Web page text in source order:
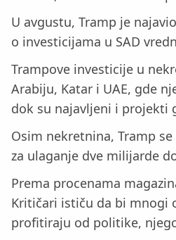
U avgustu, Tramp je
o investicijama u SAD
Trampove investicije u
Arabiju, Katar i UAE, gde
dok su najavljeni i projekti
Osim nekretnina, Tramp
za ulaganje dve milijarde
Prema procenama
Kritičari ističu da bi mnogi
profitiraju od politike,